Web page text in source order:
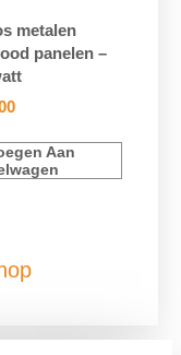
metalen
panelen –
Aan